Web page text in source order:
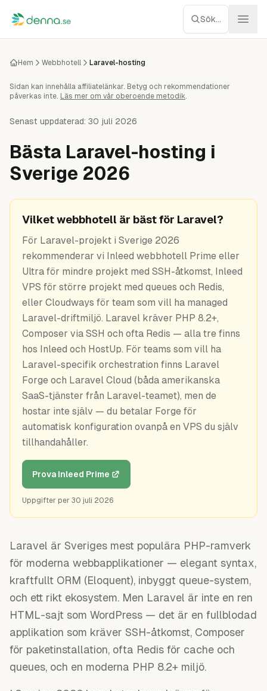
Hoppa till innehåll Sök...
Webbhotell
Managed WP
Servrar
Nätverk
Molnlagring
Verktyg
Guider
Hem Webbhotell Laravel-hosting
Sidan kan innehålla affiliatelänkar. Betyg och rekommendationer
påverkas inte. Läs mer om vår oberoende metodik.
Senast uppdaterad: 30 juli 2026
Bästa Laravel-hosting i
Sverige 2026
Vilket webbhotell är bäst för Laravel?
För Laravel-projekt i Sverige 2026
rekommenderar vi Inleed webbhotell Prime eller
Ultra för mindre projekt med SSH-åtkomst, Inleed
VPS för större projekt med queues och Redis,
eller Cloudways för team som vill ha managed
Laravel-driftmiljö. Laravel kräver PHP 8.2+,
Composer via SSH och ofta Redis — alla tre finns
hos Inleed och HostUp. För teams som vill ha
Laravel-specifik orchestration finns Laravel
Forge och Laravel Cloud (båda amerikanska
SaaS-tjänster från Laravel-teamet), men de
hostar inte själv — du betalar Forge för
automatisk konfiguration ovanpå en VPS du själv
tillhandahåller.
Prova Inleed Prime
Uppgifter per 30 juli 2026
Laravel är Sveriges mest populära PHP-ramverk
för moderna webbapplikationer — elegant syntax,
kraftfullt ORM (Eloquent), inbyggt queue-system,
och ett rikt ekosystem. Men Laravel är inte en ren
HTML-sajt som WordPress — det är en fullblodad
applikation som kräver SSH-åtkomst, Composer
för paketinstallation, ofta Redis för cache och
queues, och en moderna PHP 8.2+ miljö.